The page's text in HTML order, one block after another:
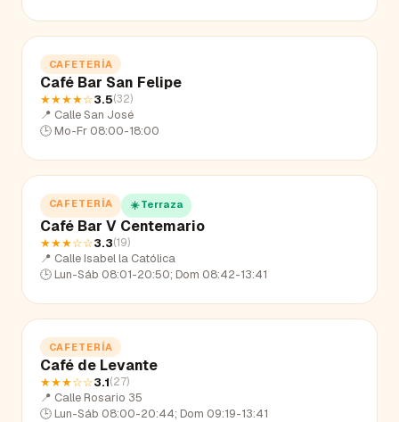
CAFETERÍA
Café Bar San Felipe
★★★★☆3.5(32)
📍 Calle San José
🕒 Mo-Fr 08:00-18:00
CAFETERÍA ☀️ Terraza
Café Bar V Centemario
★★★☆☆3.3(19)
📍 Calle Isabel la Católica
🕒 Lun-Sáb 08:01-20:50; Dom 08:42-13:41
CAFETERÍA
Café de Levante
★★★☆☆3.1(27)
📍 Calle Rosario 35
🕒 Lun-Sáb 08:00-20:44; Dom 09:19-13:41